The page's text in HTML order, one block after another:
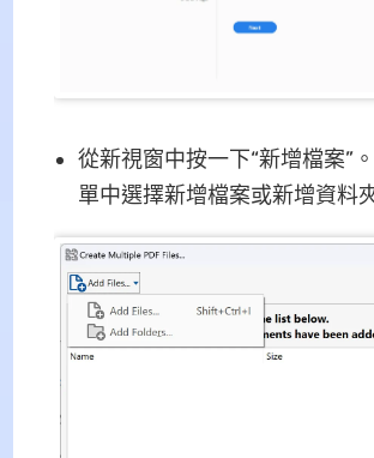
從新視窗中按一下“新增檔案”
單中選擇新增檔案或新增資料